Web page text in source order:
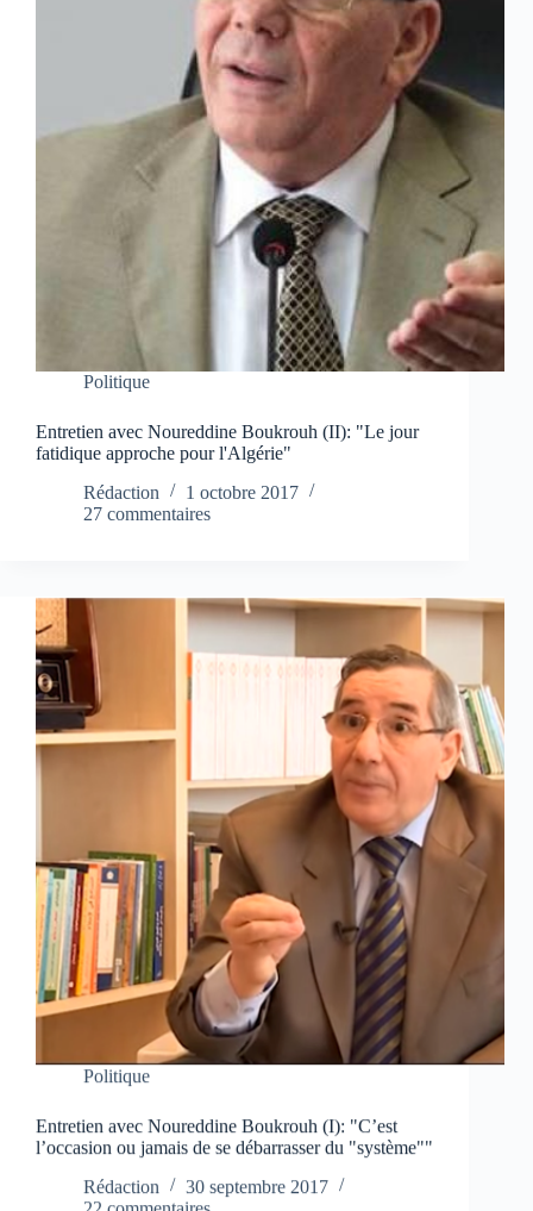
Politique
Entretien avec Noureddine Boukrouh (II): "Le jour
fatidique approche pour l'Algérie"
Rédaction
1 octobre 2017
27 commentaires
Politique
Entretien avec Noureddine Boukrouh (I): "C’est
l’occasion ou jamais de se débarrasser du "système""
Rédaction
30 septembre 2017